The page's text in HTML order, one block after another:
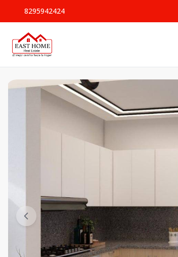
8295942424